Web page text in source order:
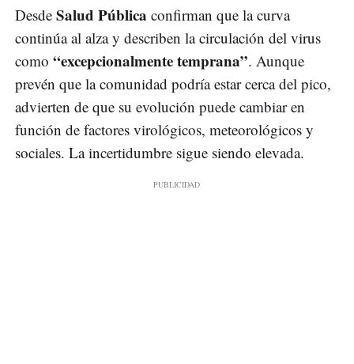
Desde Salud Pública confirman que la curva
continúa al alza y describen la circulación del virus
como “excepcionalmente temprana”. Aunque
prevén que la comunidad podría estar cerca del pico,
advierten de que su evolución puede cambiar en
función de factores virológicos, meteorológicos y
sociales. La incertidumbre sigue siendo elevada.